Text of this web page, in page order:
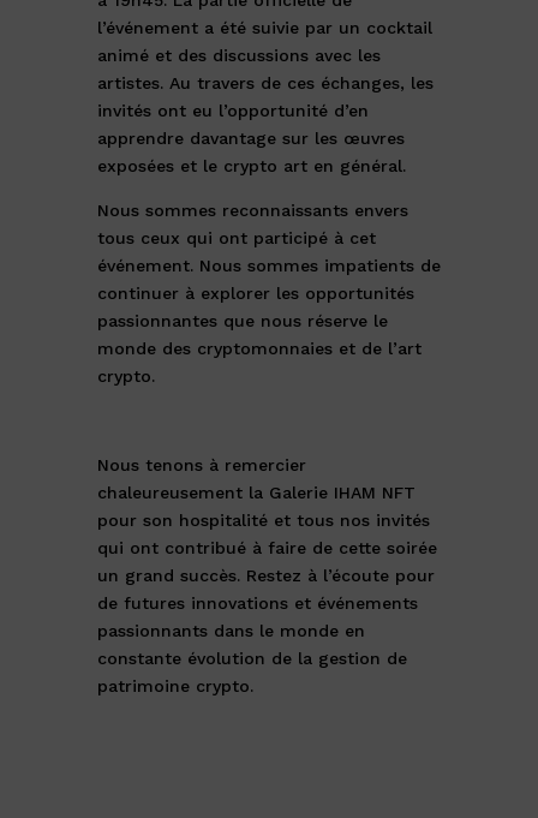
l’événement a été suivie par un cocktail
animé et des discussions avec les
artistes. Au travers de ces échanges, les
invités ont eu l’opportunité d’en
apprendre davantage sur les œuvres
exposées et le crypto art en général.
Nous sommes reconnaissants envers
tous ceux qui ont participé à cet
événement. Nous sommes impatients de
continuer à explorer les opportunités
passionnantes que nous réserve le
monde des cryptomonnaies et de l’art
crypto.
Nous tenons à remercier
chaleureusement la Galerie IHAM NFT
pour son hospitalité et tous nos invités
qui ont contribué à faire de cette soirée
un grand succès. Restez à l’écoute pour
de futures innovations et événements
passionnants dans le monde en
constante évolution de la gestion de
patrimoine crypto.